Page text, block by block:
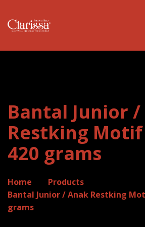
Bantal Junior
Restking Motif
420 grams
Home
Products
Bantal Junior / Anak Restking
grams